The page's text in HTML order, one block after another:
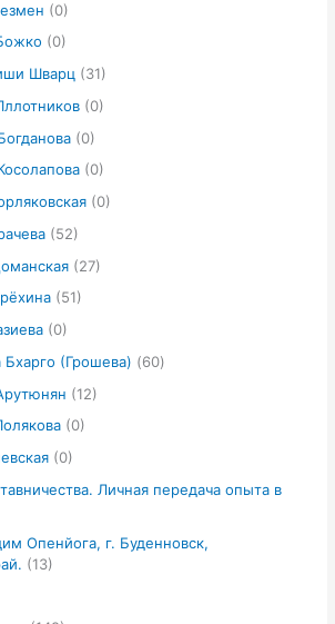
(0)
(0)
Шварц (31)
(0)
(0)
(0)
(0)
(52)
(27)
(51)
(0)
Бхарго (Грошева) (60)
(12)
(0)
(0)
Личная передача опыта в
Опенйога, г. Буденновск,
(13)